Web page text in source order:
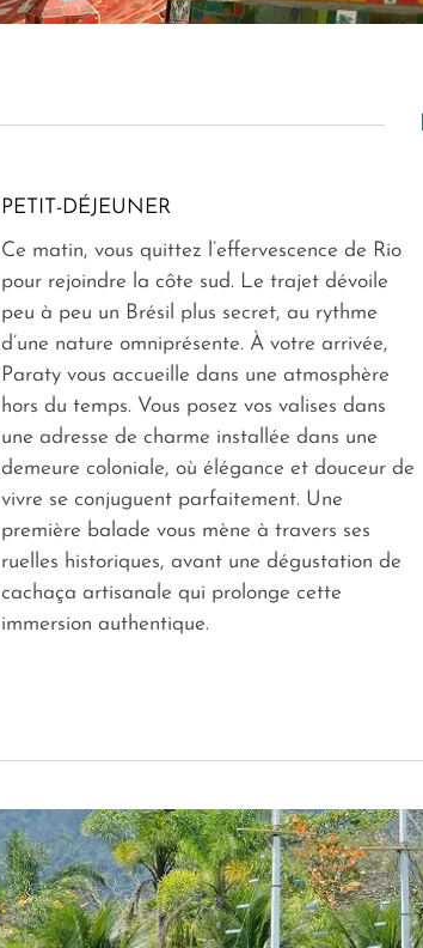
PETIT-DÉJEUNER
Ce matin, vous quittez l’effervescence de Rio
pour rejoindre la côte sud. Le trajet dévoile
peu à peu un Brésil plus secret, au rythme
d’une nature omniprésente. À votre arrivée,
Paraty vous accueille dans une atmosphère
hors du temps. Vous posez vos valises dans
une adresse de charme installée dans une
demeure coloniale, où élégance et douceur de
vivre se conjuguent parfaitement. Une
première balade vous mène à travers ses
ruelles historiques, avant une dégustation de
cachaça artisanale qui prolonge cette
immersion authentique.